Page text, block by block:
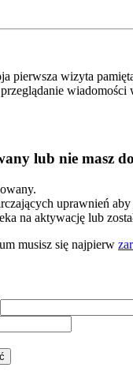
pierwsza wizyta
lub nie masz
uprawnień
na aktywację lub
musisz się najpierw